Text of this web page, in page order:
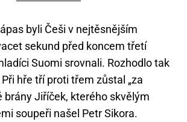
byli Češi v nejtěsnějším
sekund před koncem třetí
Suomi srovnali. Rozhodlo tak
hře tří proti třem zůstal „za
brány Jiříček, kterého skvělým
soupeři našel Petr Sikora.